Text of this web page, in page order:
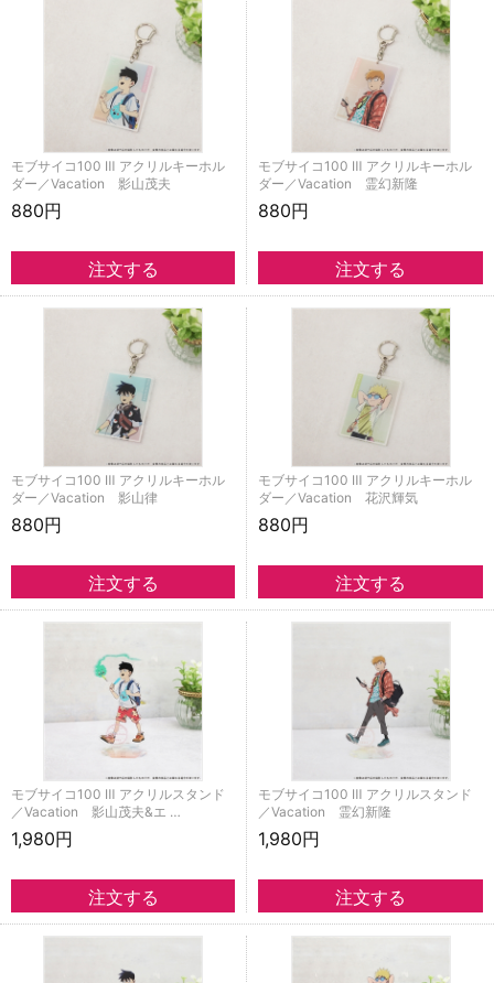
モブサイコ100 Ⅲ アクリルキーホル
ダー／Vacation 影山茂夫
880円
モブサイコ100 Ⅲ アクリルキーホル
ダー／Vacation 霊幻新隆
880円
モブサイコ100 Ⅲ アクリルキーホル
ダー／Vacation 影山律
880円
モブサイコ100 Ⅲ アクリルキーホル
ダー／Vacation 花沢輝気
880円
モブサイコ100 Ⅲ アクリルスタンド
／Vacation 影山茂夫&エ …
1,980円
モブサイコ100 Ⅲ アクリルスタンド
／Vacation 霊幻新隆
1,980円